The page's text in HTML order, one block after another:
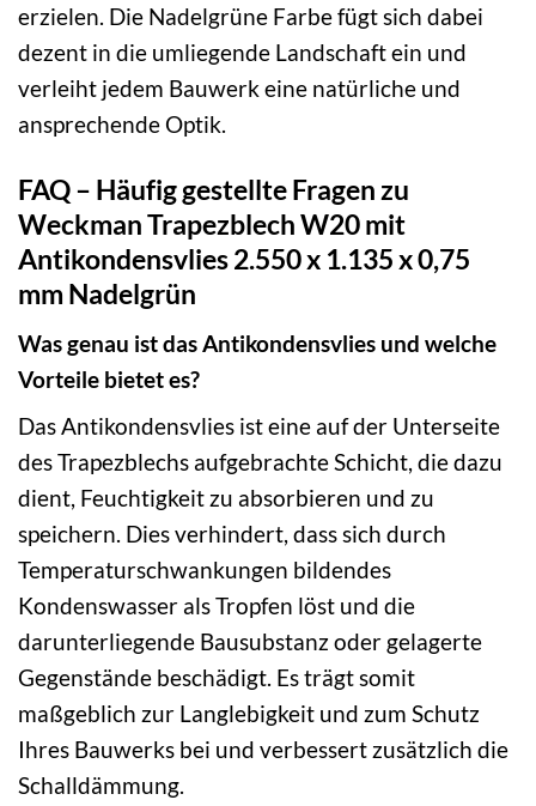
erzielen. Die Nadelgrüne Farbe fügt sich dabei
dezent in die umliegende Landschaft ein und
verleiht jedem Bauwerk eine natürliche und
ansprechende Optik.
FAQ – Häufig gestellte Fragen zu
Weckman Trapezblech W20 mit
Antikondensvlies 2.550 x 1.135 x 0,75
mm Nadelgrün
Was genau ist das Antikondensvlies und welche
Vorteile bietet es?
Das Antikondensvlies ist eine auf der Unterseite
des Trapezblechs aufgebrachte Schicht, die dazu
dient, Feuchtigkeit zu absorbieren und zu
speichern. Dies verhindert, dass sich durch
Temperaturschwankungen bildendes
Kondenswasser als Tropfen löst und die
darunterliegende Bausubstanz oder gelagerte
Gegenstände beschädigt. Es trägt somit
maßgeblich zur Langlebigkeit und zum Schutz
Ihres Bauwerks bei und verbessert zusätzlich die
Schalldämmung.